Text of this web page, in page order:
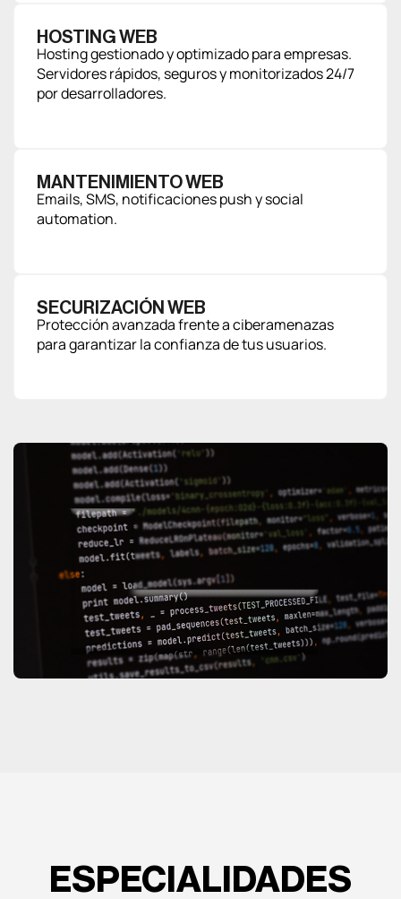
HOSTING WEB
Hosting gestionado y optimizado para empresas.
Servidores rápidos, seguros y monitorizados 24/7
por desarrolladores.
MANTENIMIENTO WEB
Emails, SMS, notificaciones push y social
automation.
SECURIZACIÓN WEB
Protección avanzada frente a ciberamenazas
para garantizar la confianza de tus usuarios.
ESPECIALIDADES